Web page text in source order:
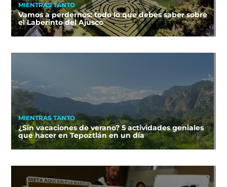
MIENTRAS TANTO
Vamos a perdernos: todo lo que debes saber sobre
el Laberinto del Ajusco
MIENTRAS TANTO
¿Sin vacaciones de verano? 5 actividades geniales
que hacer en Tepoztlán en un día